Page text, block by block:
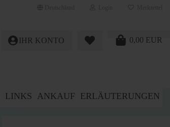
0,00 EUR
IHR KONTO
LINKS ANKAUF ERLÄUTERUNGEN